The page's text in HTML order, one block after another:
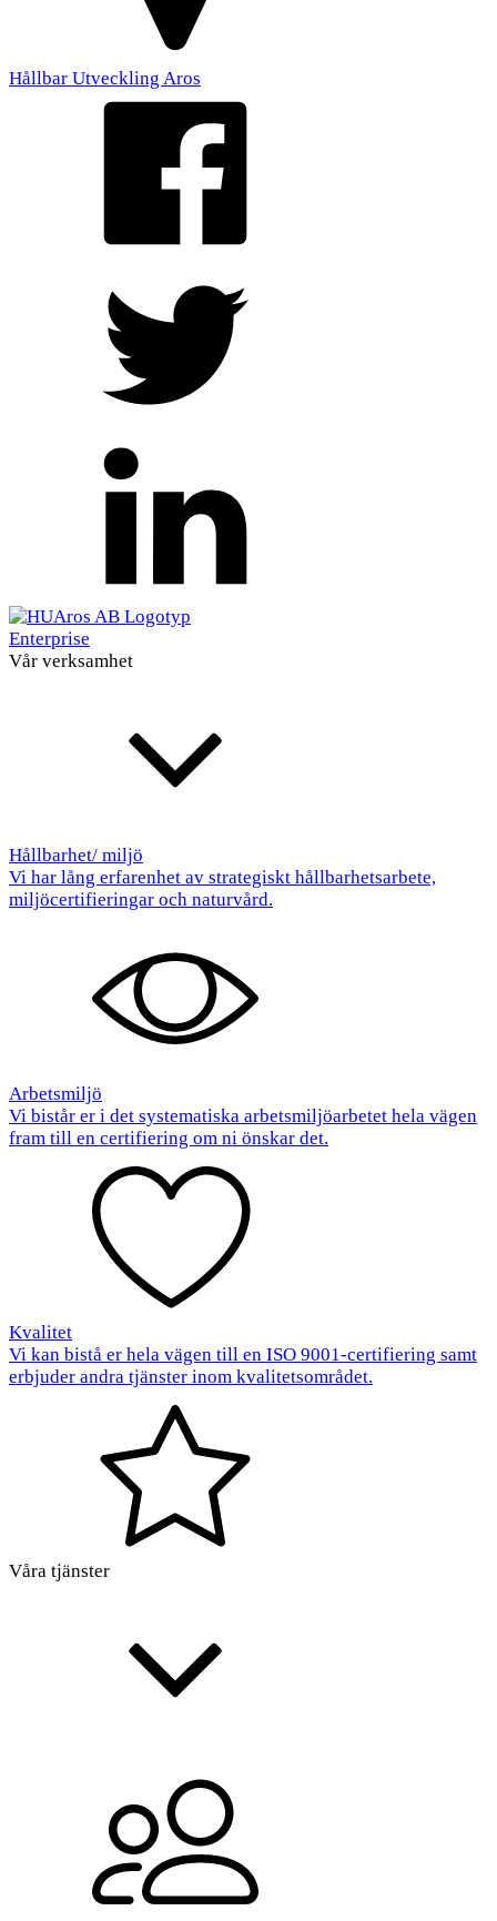
Hållbar Utveckling Aros
Enterprise
Vår verksamhet
Hållbarhet/ miljö
Vi har lång erfarenhet av strategiskt hållbarhetsarbete,
miljöcertifieringar och naturvård.
Arbetsmiljö
Vi bistår er i det systematiska arbetsmiljöarbetet hela vägen
fram till en certifiering om ni önskar det.
Kvalitet
Vi kan bistå er hela vägen till en ISO 9001-certifiering samt
erbjuder andra tjänster inom kvalitetsområdet.
Våra tjänster